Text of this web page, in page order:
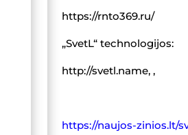
https://rnto369.ru/
„SvetL“ technologijos:
http://svetl.name, ,
https://naujos-zinios.lt/